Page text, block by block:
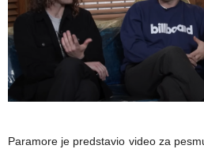
Paramore je predstavio video za